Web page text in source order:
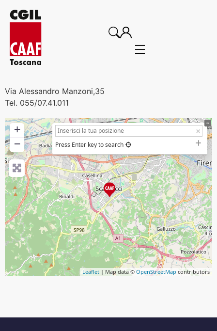
Via Alessandro Manzoni,35
Tel. 055/07.41.011
+
−
Press Enter key to search
Leaflet | Map data © OpenStreetMap contributors